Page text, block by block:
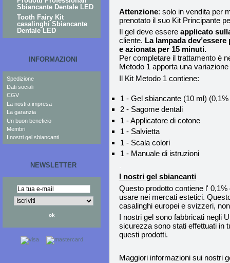
Sbiancante Dentale LED
Tooth Fairy Kit
casalinghi Sbiancante
Dentale LED
INFORMAZIONI
Spedizione
Dati sociali
CGV
La nostra impresa
La garanzia
Un buon beneficio
Membri
I nostri gel sbiancanti
NEWSLETTER
Attenzione: solo in vendita per
prenotato il suo Kit Principante
Il gel deve essere applicato
cliente. La lampada
e azionata per 15 minuti.
Per completare il trattamento è
Metodo 1 apporta una
Il Kit Metodo 1 contiene:
1 - Gel sbiancante (10 ml)
2 - Sagome dentali
1 - Applicatore di cotone
1 - Salvietta
1 - Scala colori
1 - Manuale di istruzioni
I nostri gel sbiancanti
Questo prodotto contiene l'
usare nei mercati estetici.
casalinghi europei e svizzeri,
I nostri gel sono fabbricati negli
sicurezza sono stati effettuati in
questi prodotti.
Maggiori informazioni sui nostri